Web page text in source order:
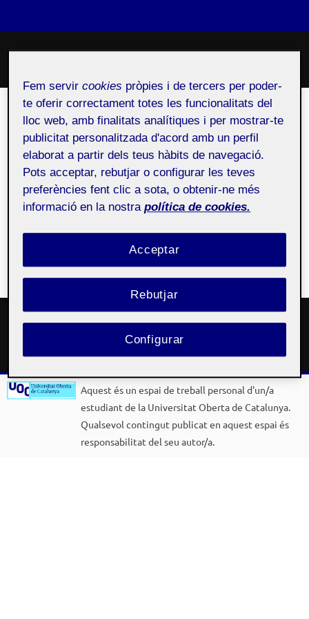
content
Search
Nothing Found
Search
Copyright © 2026 Dunia Pellicer Vitón
Inspiro Themeby WPZOOM
Aquest és un espai de treball personal d'un/a
estudiant de la Universitat Oberta de Catalunya.
Qualsevol contingut publicat en aquest espai és
responsabilitat del seu autor/a.
Fem servircookies pròpies i de tercers per poder-
te oferir correctament totes les funcionalitats del
lloc web, amb finalitats analítiques i per mostrar-te
publicitat personalitzada d'acord amb un perfil
elaborat a partir dels teus hàbits de navegació.
Pots acceptar, rebutjar o configurar les teves
preferències fent clic a sota, o obtenir-ne més
informació en la nostra política de cookies.
Rebutjar
Acceptar
Configurar